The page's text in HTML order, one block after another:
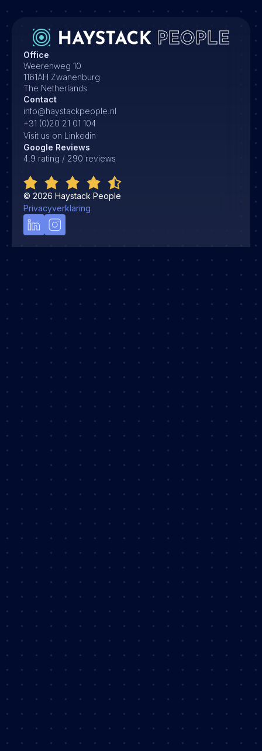
Office
Weerenweg 10
1161AH Zwanenburg
The Netherlands
Contact
info@haystackpeople.nl
+31 (0)20 21 01 104
Visit us on Linkedin
Google Reviews
4.9 rating / 290 reviews
© 2026 Haystack People
Privacyverklaring